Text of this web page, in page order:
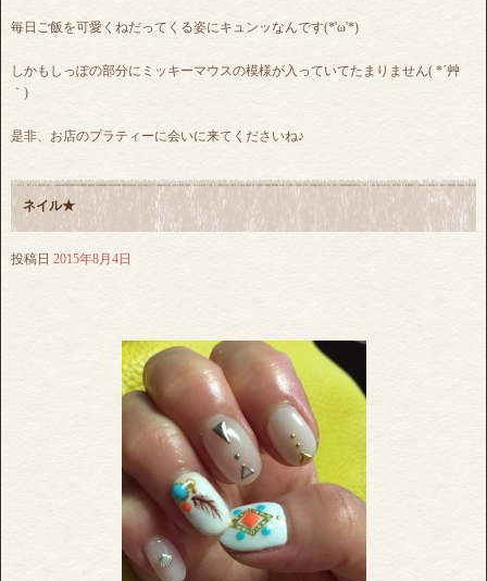
毎日ご飯を可愛くねだってくる姿にキュンッなんです(*'ω'*)
しかもしっぽの部分にミッキーマウスの模様が入っていてたまりません( *´艸
｀)
是非、お店のプラティーに会いに来てくださいね♪
ネイル★
投稿日 2015年8月4日